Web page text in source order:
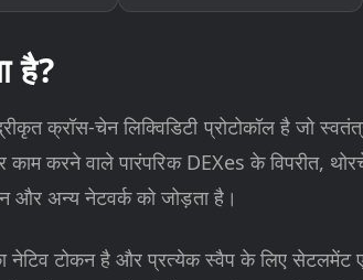
है?
क्रॉस-चेन लिक्विडिटी प्रोटोकॉल है जो
काम करने वाले पारंपरिक DEXes के विपरीत,
और अन्य नेटवर्क को जोड़ता है।
नेटिव टोकन है और प्रत्येक स्वैप के लिए सेटलमेंट